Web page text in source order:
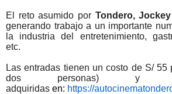
El reto asumido por Tondero,
generando trabajo a un importante
la industria del entretenimiento,
etc.
Las entradas tienen un costo de S/ 55
dos personas) y
adquiridas en: https://